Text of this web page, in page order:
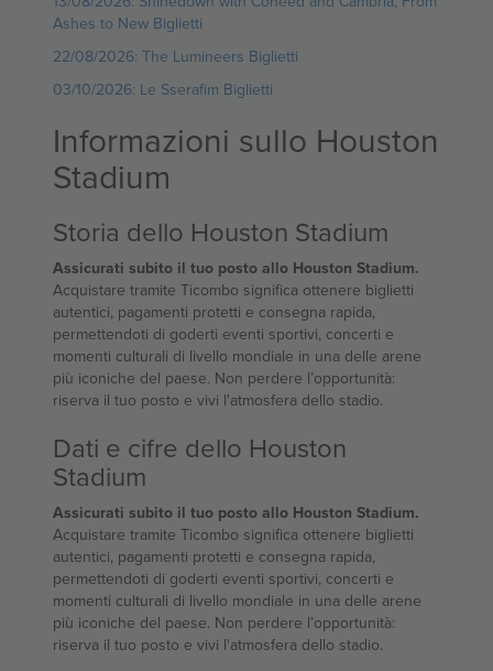
Ashes to New Biglietti
22/08/2026: The Lumineers Biglietti
03/10/2026: Le Sserafim Biglietti
Informazioni sullo Houston
Stadium
Storia dello Houston Stadium
Assicurati subito il tuo posto allo Houston Stadium.
Acquistare tramite Ticombo significa ottenere biglietti
autentici, pagamenti protetti e consegna rapida,
permettendoti di goderti eventi sportivi, concerti e
momenti culturali di livello mondiale in una delle arene
più iconiche del paese. Non perdere l’opportunità:
riserva il tuo posto e vivi l'atmosfera dello stadio.
Dati e cifre dello Houston
Stadium
Assicurati subito il tuo posto allo Houston Stadium.
Acquistare tramite Ticombo significa ottenere biglietti
autentici, pagamenti protetti e consegna rapida,
permettendoti di goderti eventi sportivi, concerti e
momenti culturali di livello mondiale in una delle arene
più iconiche del paese. Non perdere l’opportunità:
riserva il tuo posto e vivi l'atmosfera dello stadio.